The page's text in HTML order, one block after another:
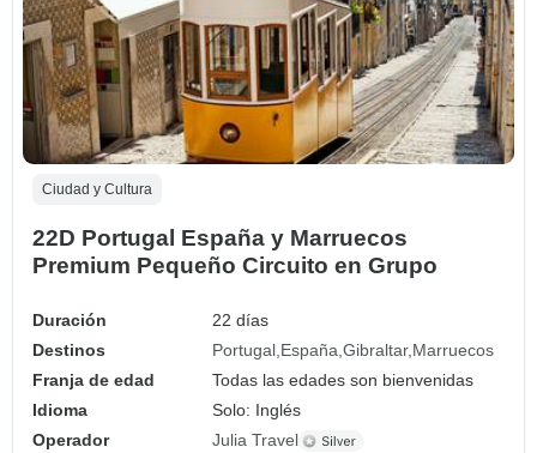
Ciudad y Cultura
22D Portugal España y Marruecos
Premium Pequeño Circuito en Grupo
Duración
22 días
Destinos
Portugal España Gibraltar Marruecos
Franja de edad
Todas las edades son bienvenidas
Idioma
Solo: Inglés
Operador
Julia Travel